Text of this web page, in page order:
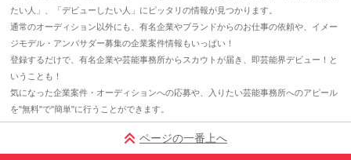
たい人」、「デビューしたい人」にピッタリの情報が見つかります。
通常のオーディション以外にも、有名企業やブランドからのお仕事の依頼や、イメー
ジモデル・アンバサダー募集の企業案件情報もいっぱい！
登録するだけで、有名企業や芸能事務所からスカウトが届き、即芸能界デビュー！と
いうことも！
気になった企業案件・オーディションへの応募や、入りたい芸能事務所へのアピール
を"無料"で"簡単"に行うことができます。
ページの一番上へ